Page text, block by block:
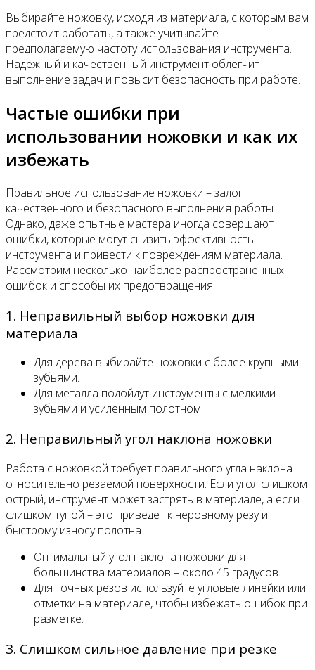
Выбирайте ножовку, исходя из материала, с которым вам
предстоит работать, а также учитывайте
предполагаемую частоту использования инструмента.
Надёжный и качественный инструмент облегчит
выполнение задач и повысит безопасность при работе.
Частые ошибки при
использовании ножовки и как их
избежать
Правильное использование ножовки – залог
качественного и безопасного выполнения работы.
Однако, даже опытные мастера иногда совершают
ошибки, которые могут снизить эффективность
инструмента и привести к повреждениям материала.
Рассмотрим несколько наиболее распространённых
ошибок и способы их предотвращения.
1. Неправильный выбор ножовки для
материала
Для дерева выбирайте ножовки с более крупными
зубьями.
Для металла подойдут инструменты с мелкими
зубьями и усиленным полотном.
2. Неправильный угол наклона ножовки
Работа с ножовкой требует правильного угла наклона
относительно резаемой поверхности. Если угол слишком
острый, инструмент может застрять в материале, а если
слишком тупой – это приведет к неровному резу и
быстрому износу полотна.
Оптимальный угол наклона ножовки для
большинства материалов – около 45 градусов.
Для точных резов используйте угловые линейки или
отметки на материале, чтобы избежать ошибок при
разметке.
3. Слишком сильное давление при резке